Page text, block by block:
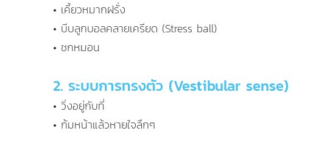
• เคี้ยวหมากฝรั่ง
• บีบลูกบอลคลายเครียด (Stress ball)
• ชกหมอน
2. ระบบการทรงตัว (Vestibular sense)
• วิ่งอยู่กับที่
• ก้มหน้าแล้วหายใจลึกๆ